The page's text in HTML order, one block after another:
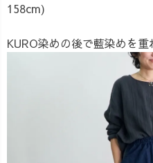
158cm)
KURO染めの後で藍染めを